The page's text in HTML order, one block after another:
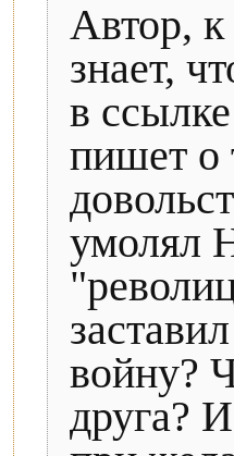
Автор,
знает,
в
пишет о
умолял
войну?
друга?